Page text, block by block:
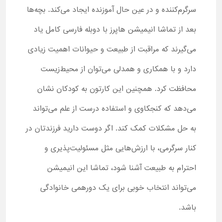
سرگرم‌کننده و در عین حال آموزنده ایجاد می‌کند. بچه‌ها
بعد از تماشا انیمیشن هاپرز با دوبله فارسی کامل یاد
می‌گیرند که مراقبت از طبیعت و حیوانات اهمیت زیادی
دارد و با همکاری و همدلی می‌توان از محیط‌زیست
محافظت کرد. همچنین این کارتون به کودکان نشان
می‌دهد که کنجکاوی و استفاده درست از علم می‌تواند
به حل مشکلات کمک کند. اگر دوست دارید فرزندتان در
کنار سرگرمی، با ارزش‌هایی مثل مسئولیت‌پذیری و
احترام به طبیعت آشنا شود، تماشا این انیمیشن
می‌تواند انتخاب خوبی برای یک دورهمی خانوادگی
باشد.